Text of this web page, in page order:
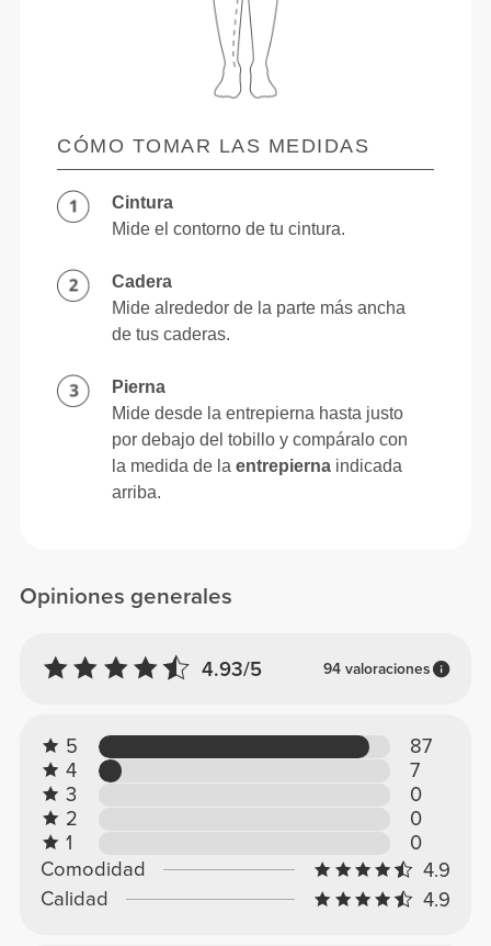
Opiniones generales
4.93/5 94 valoraciones
5
87
4
7
3
0
2
0
1
0
Comodidad
4.9
Calidad
4.9
CÓMO TOMAR LAS MEDIDAS
Cintura
Mide el contorno de tu cintura.
Cadera
Mide alrededor de la parte más ancha
de tus caderas.
Pierna
Mide desde la entrepierna hasta justo
por debajo del tobillo y compáralo con
la medida de laentrepierna indicada
arriba.